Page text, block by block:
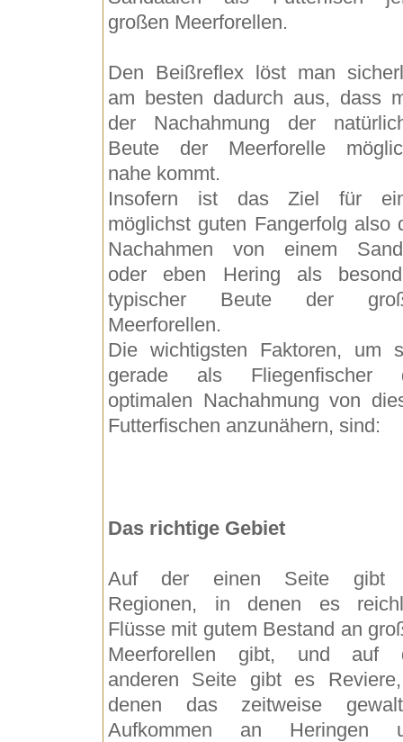
großen Meerforellen.
Den Beißreflex löst man
am besten dadurch aus, dass
der Nachahmung der
Beute der Meerforelle
nahe kommt.
Insofern ist das Ziel für
möglichst guten Fangerfolg also
Nachahmen von einem
oder eben Hering als
typischer Beute der
Meerforellen.
Die wichtigsten Faktoren, um
gerade als Fliegenfischer
optimalen Nachahmung von
Futterfischen anzunähern, sind:
Das richtige Gebiet
Auf der einen Seite gibt
Regionen, in denen es
Flüsse mit gutem Bestand an
Meerforellen gibt, und auf
anderen Seite gibt es
denen das zeitweise
Aufkommen an Heringen